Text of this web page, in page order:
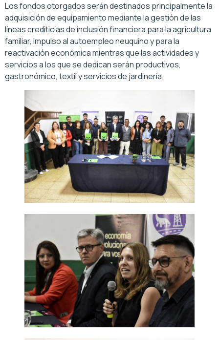
Los fondos otorgados serán destinados principalmente la
adquisición de equipamiento mediante la gestión de las
líneas crediticias de inclusión financiera para la agricultura
familiar, impulso al autoempleo neuquino y para la
reactivación económica mientras que las actividades y
servicios a los que se dedican serán productivos,
gastronómico, textil y servicios de jardinería.